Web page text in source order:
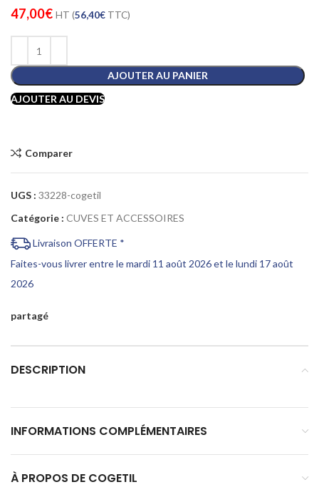
47,00€ HT (56,40€ TTC)
AJOUTER AU PANIER
AJOUTER AU DEVIS
Comparer
UGS : 33228-cogetil
Catégorie : CUVES ET ACCESSOIRES
Livraison OFFERTE *
Faites-vous livrer entre le mardi 11 août 2026 et le lundi 17 août
2026
partagé
DESCRIPTION
INFORMATIONS COMPLÉMENTAIRES
À PROPOS DE COGETIL